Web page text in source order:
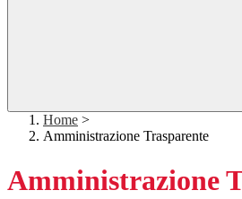
Home >
Amministrazione Trasparente
Amministrazione